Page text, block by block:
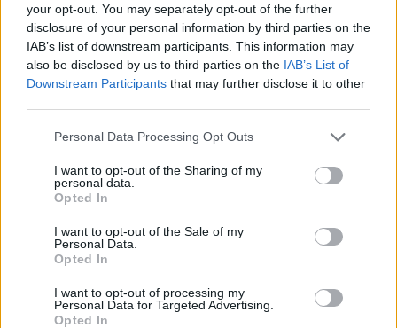
your opt-out. You may separately opt-out of the further
disclosure of your personal information by third parties on the
IAB’s list of downstream participants. This information may
also be disclosed by us to third parties on the IAB’s List of
Downstream Participants that may further disclose it to other
Personal Data Processing Opt Outs
I want to opt-out of the Sharing of my
personal data.
Opted In
I want to opt-out of the Sale of my
Personal Data.
Opted In
I want to opt-out of processing my
Personal Data for Targeted Advertising.
Opted In
Didėja lietuvių gretos žiemos olimpinėse
žaidynėse – viso jau trylika